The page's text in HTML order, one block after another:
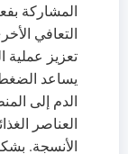
المشاركة
التعافي
تعزيز
يساعد
الدم إلى
العناصر
الأنسجة.